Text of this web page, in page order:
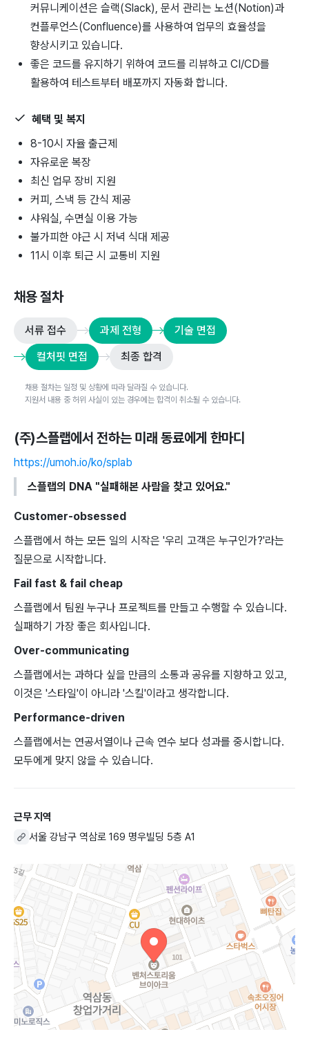
커뮤니케이션은 슬랙(Slack), 문서 관리는 노션(Notion)과
컨플루언스(Confluence)를 사용하여 업무의 효율성을
향상시키고 있습니다.
좋은 코드를 유지하기 위하여 코드를 리뷰하고 CI/CD를
활용하여 테스트부터 배포까지 자동화 합니다.
혜택 및 복지
8-10시 자율 출근제
자유로운 복장
최신 업무 장비 지원
커피, 스낵 등 간식 제공
샤워실, 수면실 이용 가능
불가피한 야근 시 저녁 식대 제공
11시 이후 퇴근 시 교통비 지원
채용 절차
서류 접수 과제 전형
기술 면접
컬처핏 면접
최종 합격
채용 절차는 일정 및 상황에 따라 달라질 수 있습니다.
지원서 내용 중 허위 사실이 있는 경우에는 합격이 취소될 수 있습니다.
(주)스플랩에서 전하는 미래 동료에게 한마디
https://umoh.io/ko/splab
스플랩의 DNA "실패해본 사람을 찾고 있어요."
Customer-obsessed
스플랩에서 하는 모든 일의 시작은 '우리 고객은 누구인가?'라는
질문으로 시작합니다.
Fail fast & fail cheap
스플랩에서 팀원 누구나 프로젝트를 만들고 수행할 수 있습니다.
실패하기 가장 좋은 회사입니다.
Over-communicating
스플랩에서는 과하다 싶을 만큼의 소통과 공유를 지향하고 있고,
이것은 '스타일'이 아니라 '스킬'이라고 생각합니다.
Performance-driven
스플랩에서는 연공서열이나 근속 연수 보다 성과를 중시합니다.
모두에게 맞지 않을 수 있습니다.
근무 지역
서울 강남구 역삼로 169 명우빌딩 5층 A1